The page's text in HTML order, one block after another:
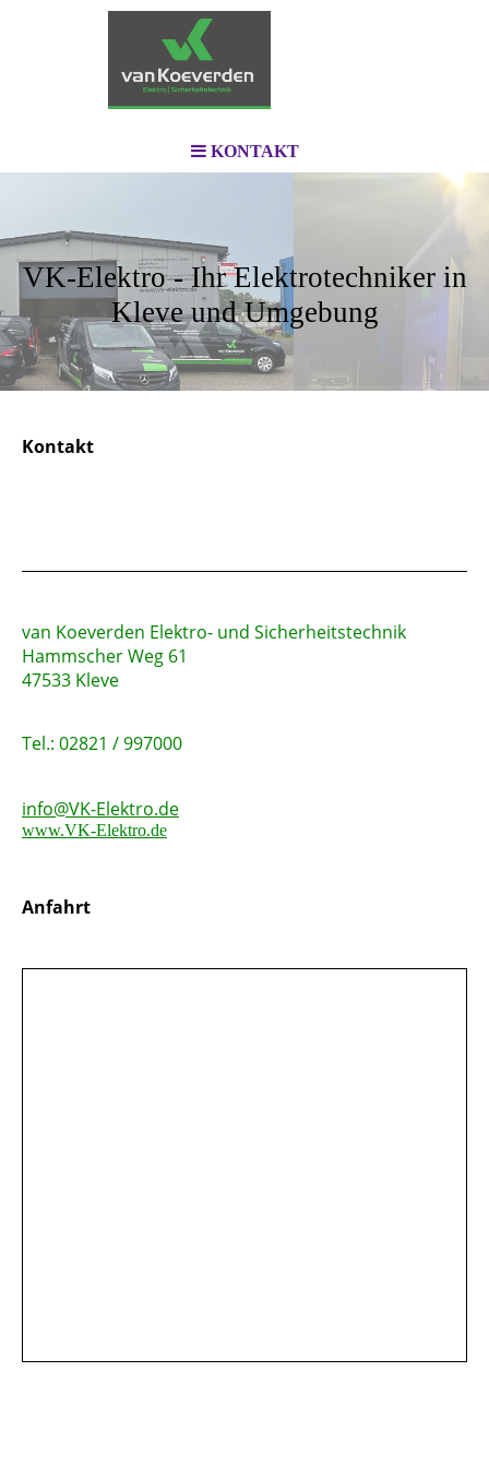
KONTAKT
VK-Elektro - Ihr Elektrotechniker in
Kleve und Umgebung
Kontakt
van Koeverden Elektro- und Sicherheitstechnik
Hammscher Weg 61
47533 Kleve
Tel.: 02821 / 997000
info@VK-Elektro.de
www.VK-Elektro.de
Anfahrt